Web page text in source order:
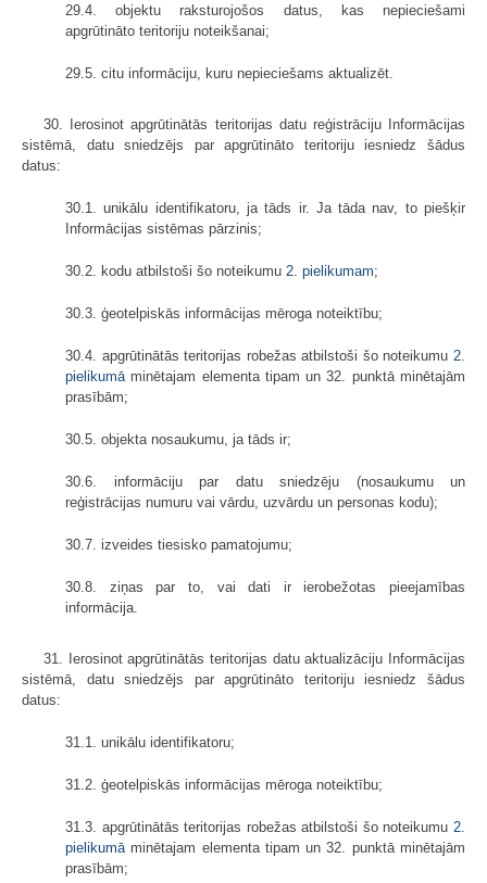
29.4. objektu raksturojošos datus, kas nepieciešami
apgrūtināto teritoriju noteikšanai;
29.5. citu informāciju, kuru nepieciešams aktualizēt.
30. Ierosinot apgrūtinātās teritorijas datu reģistrāciju Informācijas
sistēmā, datu sniedzējs par apgrūtināto teritoriju iesniedz šādus
datus:
30.1. unikālu identifikatoru, ja tāds ir. Ja tāda nav, to piešķir
Informācijas sistēmas pārzinis;
30.2. kodu atbilstoši šo noteikumu 2. pielikumam;
30.3. ģeotelpiskās informācijas mēroga noteiktību;
30.4. apgrūtinātās teritorijas robežas atbilstoši šo noteikumu 2.
pielikumā minētajam elementa tipam un 32. punktā minētajām
prasībām;
30.5. objekta nosaukumu, ja tāds ir;
30.6. informāciju par datu sniedzēju (nosaukumu un
reģistrācijas numuru vai vārdu, uzvārdu un personas kodu);
30.7. izveides tiesisko pamatojumu;
30.8. ziņas par to, vai dati ir ierobežotas pieejamības
informācija.
31. Ierosinot apgrūtinātās teritorijas datu aktualizāciju Informācijas
sistēmā, datu sniedzējs par apgrūtināto teritoriju iesniedz šādus
datus:
31.1. unikālu identifikatoru;
31.2. ģeotelpiskās informācijas mēroga noteiktību;
31.3. apgrūtinātās teritorijas robežas atbilstoši šo noteikumu 2.
pielikumā minētajam elementa tipam un 32. punktā minētajām
prasībām;